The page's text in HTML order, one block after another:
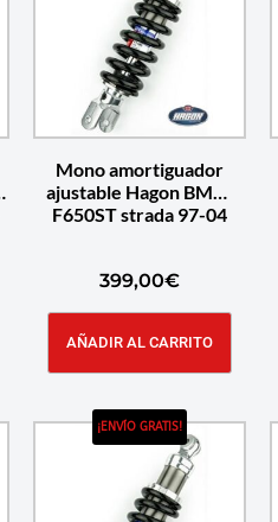
Mono amortiguador
ajustable Hagon BMW
F650ST strada 97-04
399,00€
AÑADIR AL CARRITO
¡ENVÍO GRATIS!